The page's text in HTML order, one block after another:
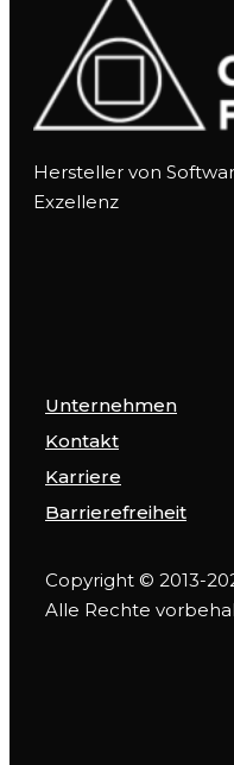
Hersteller von
Exzellenz
Unternehmen
Kontakt
Karriere
Barrierefreiheit
Copyright © 2013-
Alle Rechte